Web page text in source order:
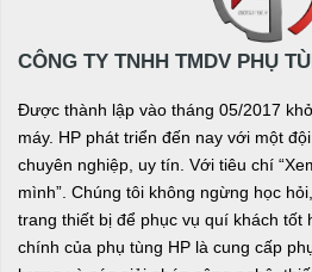
CÔNG TY TNHH TMDV PHỤ
Được thành lập vào tháng 05/2017
máy. HP phát triển đến nay với một
chuyên nghiệp, uy tín. Với tiêu chí
mình”. Chúng tôi không ngừng học
trang thiết bị để phục vụ quí khách tốt
chính của phụ tùng HP là cung cấp